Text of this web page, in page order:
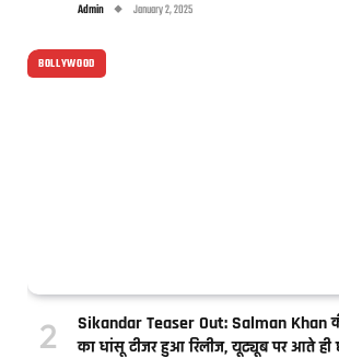
Admin January 2, 2025
BOLLYWOOD
Sikandar Teaser Out: Salman Khan
का धांसू टीजर हुआ रिलीज, यूट्यूब पर आते ही